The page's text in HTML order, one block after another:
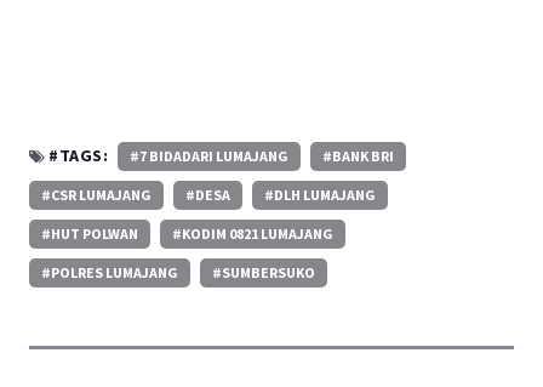
#TAGS: #7 BIDADARI LUMAJANG #BANK BRI
#CSR LUMAJANG #DESA #DLH LUMAJANG
#HUT POLWAN #KODIM 0821 LUMAJANG
#POLRES LUMAJANG #SUMBERSUKO